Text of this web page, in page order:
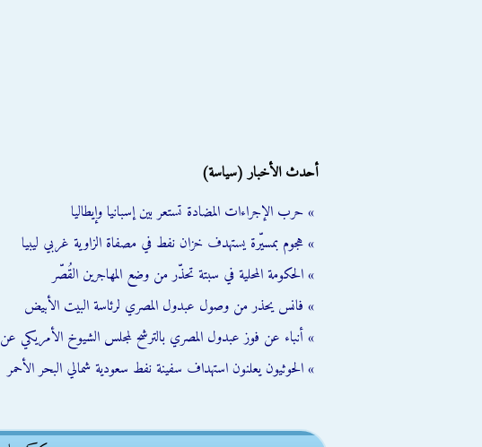
أحدث الأخبار (سياسة)
» حرب الإجراءات المضادة تستعر بين إسبانيا وإيطاليا
» هجوم بمسيّرة يستهدف خزان نفط في مصفاة الزاوية غربي ليبيا
» الحكومة المحلية في سبتة تحذّر من وضع المهاجرين القُصّر
» فانس يحذر من وصول عبدول المصري لرئاسة البيت الأبيض
» أنباء عن فوز عبدول المصري بالترشح لمجلس الشيوخ الأمريكي
» الحوثيون يعلنون استهداف سفينة نفط سعودية شمالي البحر الأحمر